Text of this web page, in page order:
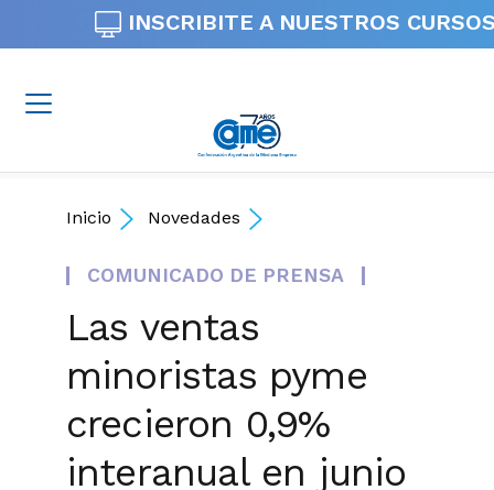
INSCRIBITE A NUESTROS
Inicio Novedades
COMUNICADO DE PRENSA
Las ventas
minoristas pyme
crecieron 0,9%
interanual en junio